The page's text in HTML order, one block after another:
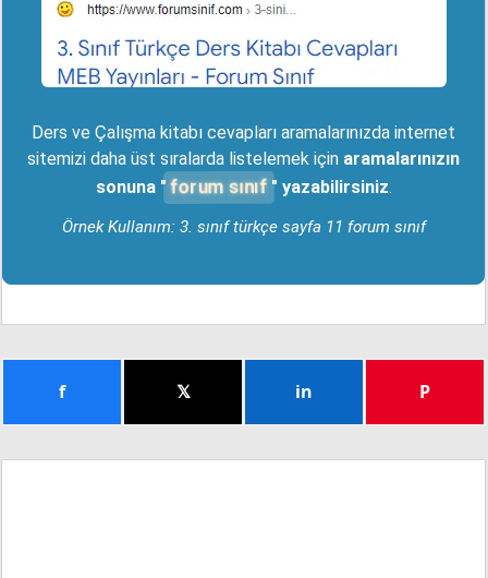
Ders ve Çalışma kitabı cevapları aramalarınızda internet
sitemizi daha üst sıralarda listelemek için aramalarınızın
sonuna " forum sınıf " yazabilirsiniz.
Örnek Kullanım: 3. sınıf türkçe sayfa 11 forum sınıf
f 𝕏 in P